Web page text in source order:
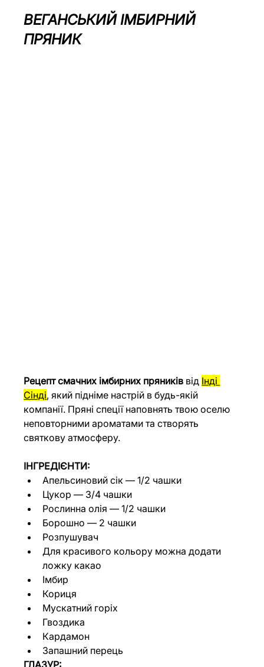
ВЕГАНСЬКИЙ ІМБИРНИЙ
ПРЯНИК
Рецепт смачних імбирних пряників від Інді
Сінді, який підніме настрій в будь-якій
компанії. Пряні спеції наповнять твою оселю
неповторними ароматами та створять
святкову атмосферу.
ІНГРЕДІЄНТИ:
Апельсиновий сік — 1/2 чашки
Цукор — 3/4 чашки
Рослинна олія — 1/2 чашки
Борошно — 2 чашки
Розпушувач
Для красивого кольору можна додати
ложку какао
Імбир
Кориця
Мускатний горіх
Гвоздика
Кардамон
Запашний перець